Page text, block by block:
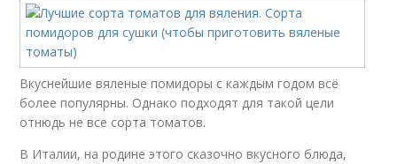
Вкуснейшие вяленые помидоры с каждым годом всё
более популярны. Однако подходят для такой цели
отнюдь не все сорта томатов.
В Италии, на родине этого сказочно вкусного блюда,